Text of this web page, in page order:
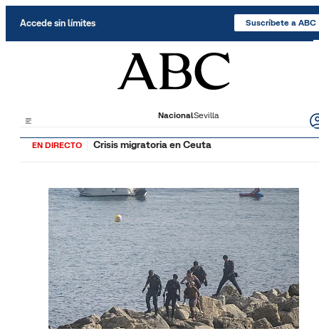
Accede sin límites Suscríbete a ABC
NacionalSevilla
EN DIRECTO Crisis migratoria en Ceuta